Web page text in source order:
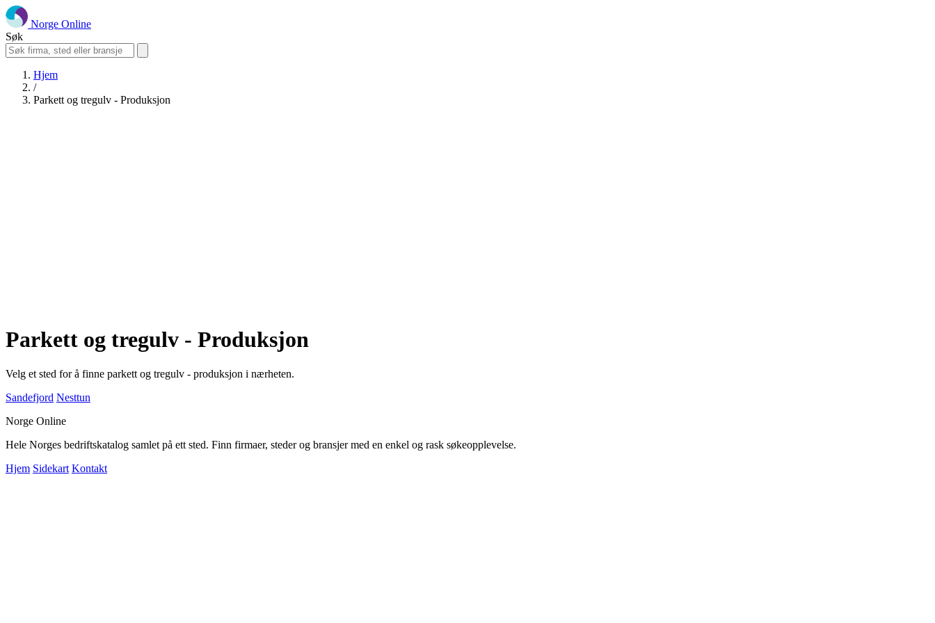
Norge Online
Søk
Hjem
/
Parkett og tregulv - Produksjon
Parkett og tregulv - Produksjon
Velg et sted for å finne parkett og tregulv - produksjon i nærheten.
Sandefjord Nesttun
Norge Online
Hele Norges bedriftskatalog samlet på ett sted. Finn firmaer, steder og bransjer med en enkel og rask søkeopplevelse.
Hjem Sidekart Kontakt